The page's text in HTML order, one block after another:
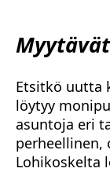
Etsitkö uutta
löytyy
asuntoja eri
perheellinen,
Lohikoskelta